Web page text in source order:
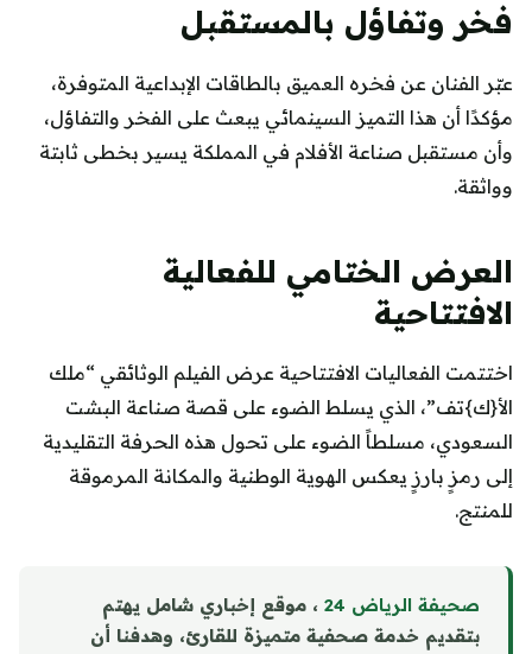
فخر وتفاؤل بالمستقبل
عبّر الفنان عن فخره العميق بالطاقات الإبداعية المتوفرة،
مؤكدًا أن هذا التميز السينمائي يبعث على الفخر والتفاؤل،
وأن مستقبل صناعة الأفلام في المملكة يسير بخطى ثابتة
وواثقة.
العرض الختامي للفعالية
الافتتاحية
اختتمت الفعاليات الافتتاحية عرض الفيلم الوثائقي “ملك
الأ{ك}تف”، الذي يسلط الضوء على قصة صناعة البشت
السعودي، مسلطاً الضوء على تحول هذه الحرفة التقليدية
إلى رمزٍ بارزٍ يعكس الهوية الوطنية والمكانة المرموقة
للمنتج.
صحيفة الرياض 24
، موقع إخباري شامل يهتم
بتقديم خدمة صحفية متميزة للقارئ، وهدفنا أن